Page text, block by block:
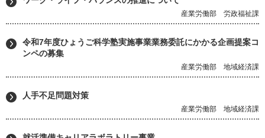
産業労働部 労政福祉課
令和7年度ひょうご科学塾実施事業業務委託にかかる企画提案コ
ンペの募集
産業労働部 地域経済課
人手不足問題対策
産業労働部 地域経済課